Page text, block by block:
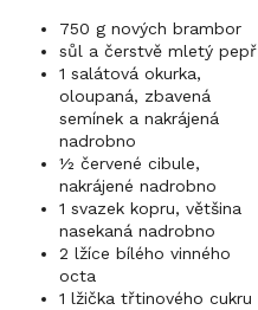
750 g nových brambor
sůl a čerstvě mletý pepř
1 salátová okurka,
oloupaná, zbavená
semínek a nakrájená
nadrobno
½ červené cibule,
nakrájené nadrobno
1 svazek kopru, většina
nasekaná nadrobno
2 lžíce bílého vinného
octa
1 lžička třtinového cukru